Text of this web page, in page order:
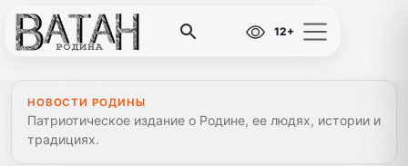
12+
НОВОСТИ РОДИНЫ
Патриотическое издание о Родине, ее людях, истории и
традициях.